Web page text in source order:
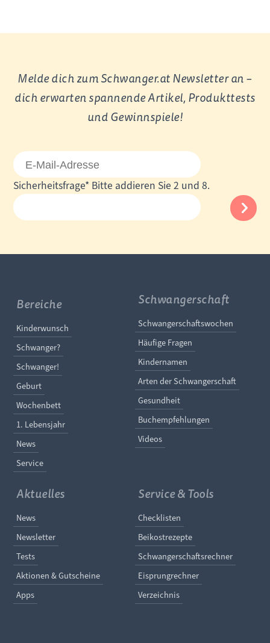
Melde dich zum Schwanger.at Newsletter an –
dich erwarten spannende Artikel, Produkttests
und Gewinnspiele!
E-
Mail-
Adresse
Pflichtfeld
Sicherheitsfrage* Bitte addieren Sie 2 und 8.
Bereiche
Navigation überspringen
Kinderwunsch
Schwanger?
Schwanger!
Geburt
Wochenbett
1. Lebensjahr
News
Service
Schwangerschaft
Navigation
Schwangerschaftswochen
Häufige Fragen
Kindernamen
Arten der Schwangerschaft
Gesundheit
Buchempfehlungen
Videos
Aktuelles
Navigation überspringen
News
Newsletter
Tests
Aktionen & Gutscheine
Apps
Service & Tools
Navigation
Checklisten
Beikostrezepte
Schwangerschaftsrechner
Eisprungrechner
Verzeichnis